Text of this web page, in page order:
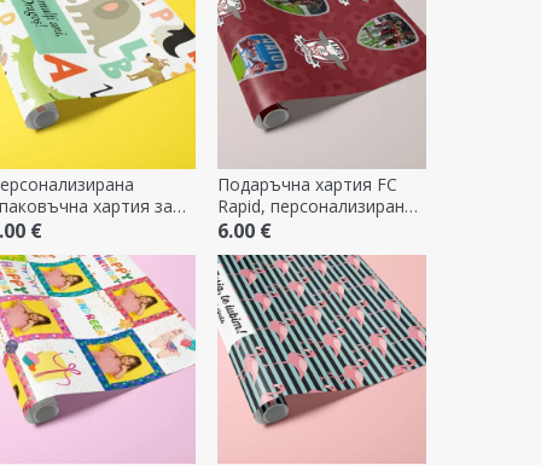
хартия за
с текст -
€
Подаръчна хартия FC
Rapid, персонализирана
с фотографии
6.00 €